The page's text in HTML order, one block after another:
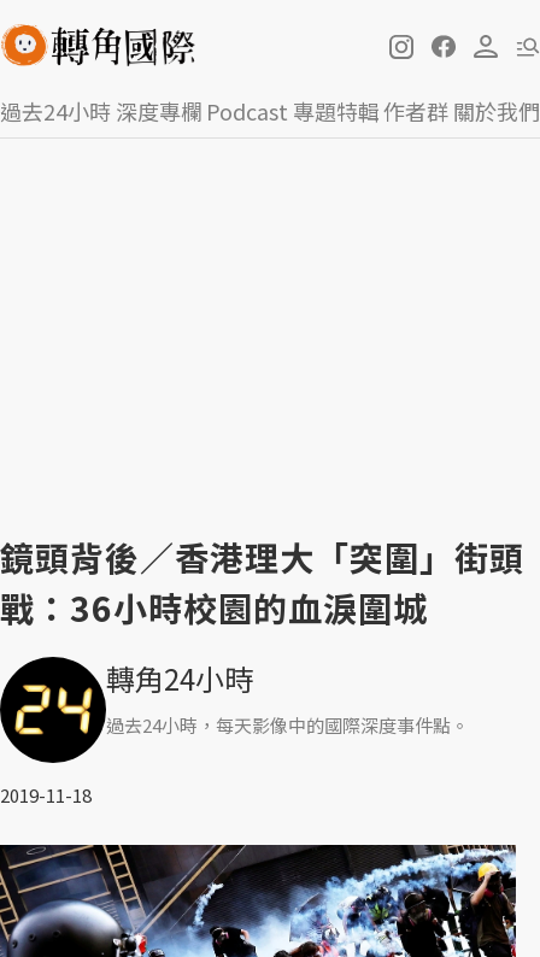
過去24小時深度專欄 Podcast 專題特輯作者群關於我們
鏡頭背後／香港理大「突圍」街頭
戰：36小時校園的血淚圍城
轉角24小時
過去24小時，每天影像中的國際深度事件點。
2019-11-18